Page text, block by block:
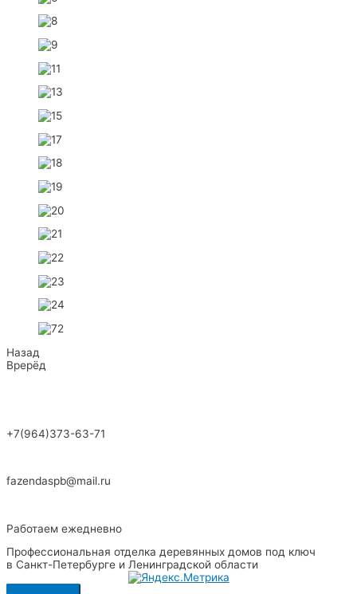
Назад
Врерёд
+7(964)373-63-71
fazendaspb@mail.ru
Работаем ежедневно
Профессиональная отделка деревянных домов под ключ
в Санкт-Петербурге и Ленинградской области